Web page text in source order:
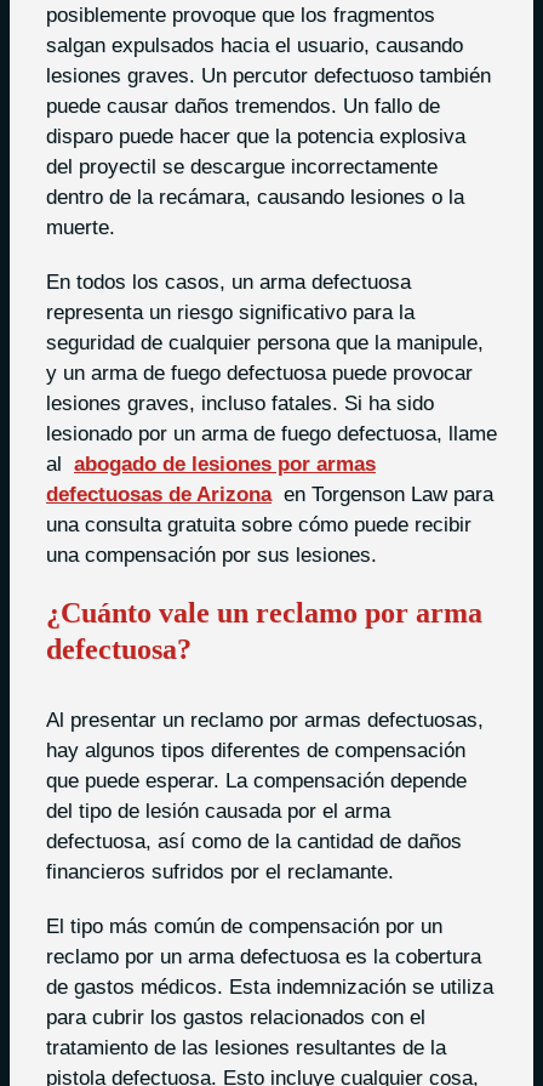
posiblemente provoque que los fragmentos
salgan expulsados hacia el usuario, causando
lesiones graves. Un percutor defectuoso también
puede causar daños tremendos. Un fallo de
disparo puede hacer que la potencia explosiva
del proyectil se descargue incorrectamente
dentro de la recámara, causando lesiones o la
muerte.
En todos los casos, un arma defectuosa
representa un riesgo significativo para la
seguridad de cualquier persona que la manipule,
y un arma de fuego defectuosa puede provocar
lesiones graves, incluso fatales. Si ha sido
lesionado por un arma de fuego defectuosa, llame
al abogado de lesiones por armas
defectuosas de Arizona en Torgenson Law para
una consulta gratuita sobre cómo puede recibir
una compensación por sus lesiones.
¿Cuánto vale un reclamo por arma
defectuosa?
Al presentar un reclamo por armas defectuosas,
hay algunos tipos diferentes de compensación
que puede esperar. La compensación depende
del tipo de lesión causada por el arma
defectuosa, así como de la cantidad de daños
financieros sufridos por el reclamante.
El tipo más común de compensación por un
reclamo por un arma defectuosa es la cobertura
de gastos médicos. Esta indemnización se utiliza
para cubrir los gastos relacionados con el
tratamiento de las lesiones resultantes de la
pistola defectuosa. Esto incluye cualquier cosa,